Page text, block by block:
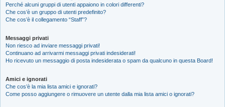
Perché alcuni gruppi di utenti appaiono in colori differenti?
Che cos’è un gruppo di utenti predefinito?
Che cos’è il collegamento “Staff”?
Messaggi privati
Non riesco ad inviare messaggi privati!
Continuano ad arrivarmi messaggi privati indesiderati!
Ho ricevuto un messaggio di posta indesiderata o spam da qualcuno in questa Board!
Amici e ignorati
Che cos’è la mia lista amici e ignorati?
Come posso aggiungere o rimuovere un utente dalla mia lista amici o ignorati?